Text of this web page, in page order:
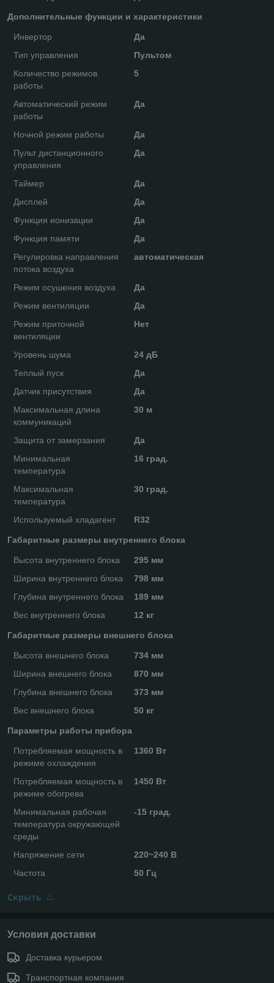
Дополнительные функции и характеристики
Инвертор
Да
Тип управления
Пультом
Количество режимов
работы
5
Автоматический режим
работы
Да
Ночной режим работы
Да
Пульт дистанционного
управления
Да
Таймер
Да
Дисплей
Да
Функция ионизации
Да
Функция памяти
Да
Регулировка направления
потока воздуха
автоматическая
Режим осушения воздуха
Да
Режим вентиляции
Да
Режим приточной
вентиляции
Нет
Уровень шума
24 дБ
Теплый пуск
Да
Датчик присутствия
Да
Максимальная длина
коммуникаций
30 м
Защита от замерзания
Да
Минимальная
температура
16 град.
Максимальная
температура
30 град.
Используемый хладагент R32
Габаритные размеры внутреннего блока
Высота внутреннего блока
295 мм
Ширина внутреннего блока
798 мм
Глубина внутреннего блока
189 мм
Вес внутреннего блока
12 кг
Габаритные размеры внешнего блока
Высота внешнего блока
734 мм
Ширина внешнего блока
870 мм
Глубина внешнего блока
373 мм
Вес внешнего блока
50 кг
Параметры работы прибора
Потребляемая мощность в
режиме охлаждения
1360 Вт
Потребляемая мощность в
режиме обогрева
1450 Вт
Минимальная рабочая
температура окружающей
среды
-15 град.
Напряжение сети
220~240 В
Частота
50 Гц
Скрыть
Условия доставки
Доставка курьером
Транспортная компания